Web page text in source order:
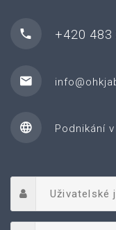
+420 483
Podnikání